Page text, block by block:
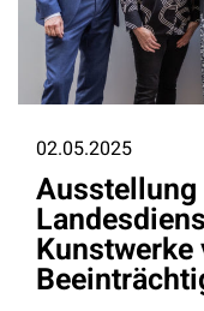
02.05.2025
Ausstellung